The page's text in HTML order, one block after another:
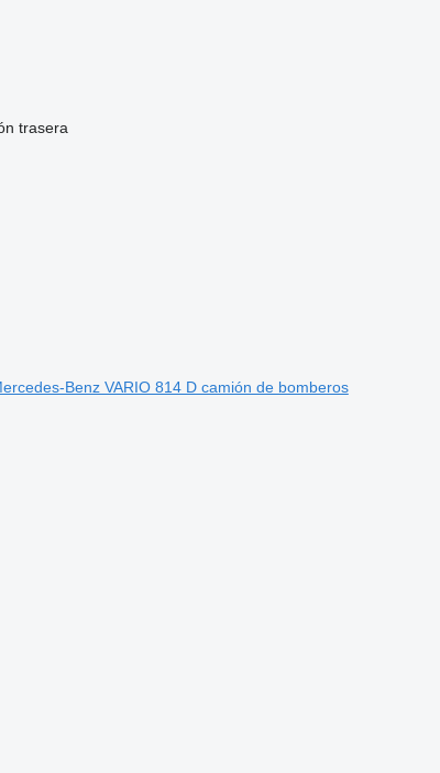
trasera
Benz VARIO 814 D camión de bomberos